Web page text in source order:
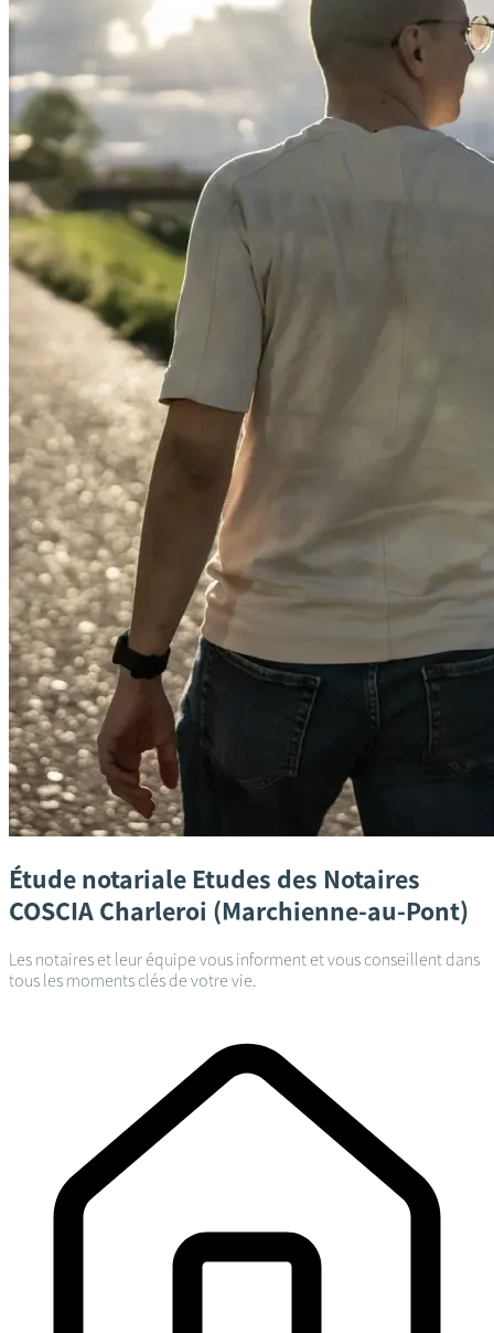
Étude notariale Etudes des Notaires
COSCIA Charleroi (Marchienne-au-Pont)
Les notaires et leur équipe vous informent et vous conseillent dans
tous les moments clés de votre vie.